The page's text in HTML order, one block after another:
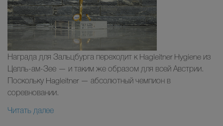
Награда для Зальцбурга переходит к Hagleitner Hygiene из
Целль-ам-Зее — и таким же образом для всей Австрии.
Поскольку Hagleitner — абсолютный чемпион в
соревновании.
Читать далее